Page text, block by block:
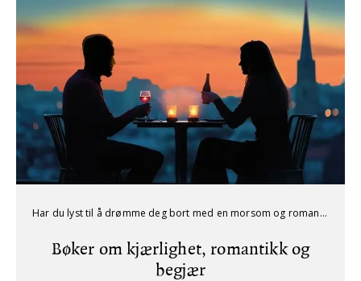
Har du lyst til å drømme deg bort med en morsom og romantisk bok i sommer?
Bøker om kjærlighet, romantikk og
begjær